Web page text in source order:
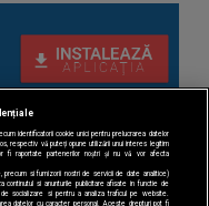
identificatorii cookie unici pentru prelucrarea datelor
respectiv vă puteți opune utilizării unui interes legitim
fi raportate partenerilor noștri și nu vă vor afecta
si furnizorii nostri de servicii de date analitice)
si anunturile publicitare afisate in functie de
socializare si pentru a analiza traficul pe website.
datelor cu caracter personal. Aceste drepturi pot fi